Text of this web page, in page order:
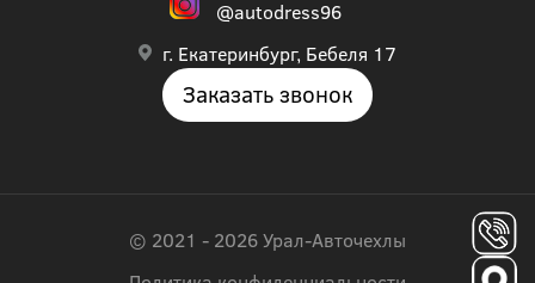
@autodress96
г. Екатеринбург, Бебеля 17
Заказать звонок
© 2021 - 2026 Урал-Авточехлы